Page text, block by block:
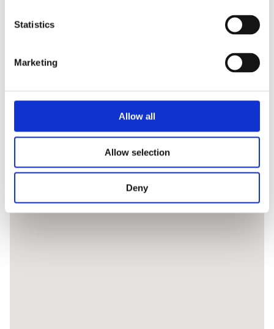
Statistics
Marketing
Allow all
Allow selection
Deny